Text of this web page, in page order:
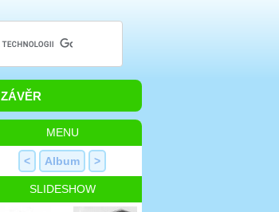
ZÁVĚR
MENU
< Album >
SLIDESHOW